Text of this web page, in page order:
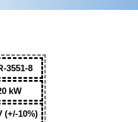
3551-8
kW
(+/-10%)